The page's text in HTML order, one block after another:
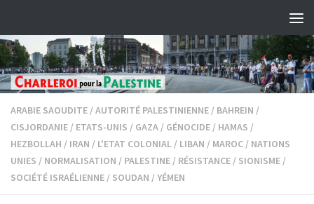
ARABIE SAOUDITE /AUTORITÉ PALESTINIENNE / BAHREIN /
CISJORDANIE / ETATS-UNIS / GAZA / GÉNOCIDE / HAMAS /
HEZBOLLAH / IRAN / L'ETAT COLONIAL / LIBAN / MAROC / NATIONS
UNIES / NORMALISATION / PALESTINE / RÉSISTANCE / SIONISME /
SOCIÉTÉ ISRAÉLIENNE / SOUDAN /YÉMEN